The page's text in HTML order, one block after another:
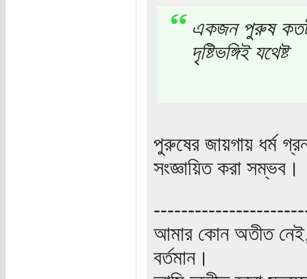
একজন পুরুষ
দৃষ্টিভঙ্গিই যথেষ্ট
পুরুষের জায়গায় ধর্ম
সংজ্ঞায়িত করা সম্ভব।
আমার কোন অতীত
বর্তমান।